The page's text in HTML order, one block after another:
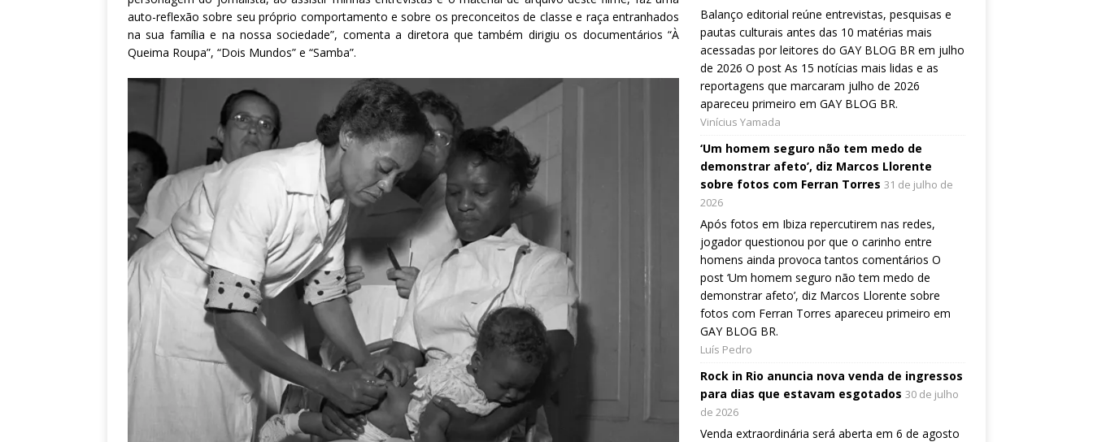
auto-reflexão sobre seu próprio comportamento e sobre os preconceitos de classe e raça entranhados
na sua família e na nossa sociedade”, comenta a diretora que também dirigiu os documentários “À
Queima Roupa”, “Dois Mundos” e “Samba”.
Balanço editorial reúne entrevistas, pesquisas e
pautas culturais antes das 10 matérias mais
acessadas por leitores do GAY BLOG BR em julho
de 2026 O post As 15 notícias mais lidas e as
reportagens que marcaram julho de 2026
apareceu primeiro em GAY BLOG BR.
Vinícius Yamada
‘Um homem seguro não tem medo de
demonstrar afeto’, diz Marcos Llorente
sobre fotos com Ferran Torres 31 de julho de
2026
Após fotos em Ibiza repercutirem nas redes,
jogador questionou por que o carinho entre
homens ainda provoca tantos comentários O
post ‘Um homem seguro não tem medo de
demonstrar afeto’, diz Marcos Llorente sobre
fotos com Ferran Torres apareceu primeiro em
GAY BLOG BR.
Luís Pedro
Rock in Rio anuncia nova venda de ingressos
para dias que estavam esgotados 30 de julho
de 2026
Venda extraordinária será aberta em 6 de agosto